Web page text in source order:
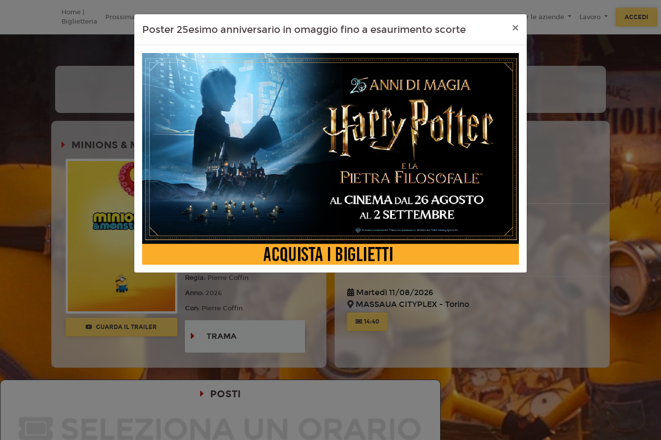
Home |
Biglietteria
Prossimamente Listino Prezzi Contenuti Extra Proiezioni Scolastiche Eventi Passati Tecnologie F.A.Q Per le aziende Lavoro ACCEDI
+
Tutte
Le Date
09
Domenica
10
Agosto
11
Martedì
MINIONS & MONSTERS
GUARDA IL TRAILER
Durata: 87 min
Genere:Animazione, Avventura,
Regia: Pierre Coffin
Anno: 2026
Con: Pierre Coffin
TRAMA
Domenica 09/08/2026
MASSAUA CITYPLEX - Torino
14:30
Lunedì 10/08/2026
MASSAUA CITYPLEX - Torino
14:40
Martedì 11/08/2026
MASSAUA CITYPLEX - Torino
14:40
POSTI
Poster 25esimo anniversario in omaggio fino a esaurimento scorte ×